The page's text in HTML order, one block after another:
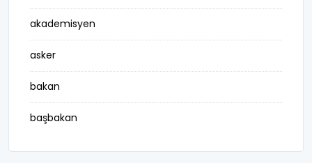
akademisyen
asker
bakan
başbakan
belediye başkanı